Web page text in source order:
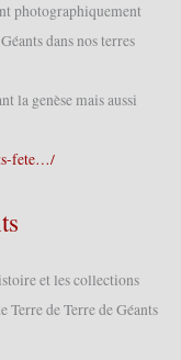
photographiquement
dans nos terres
la genèse mais aussi
fete…/
et les collections
Terre de Terre de Géants